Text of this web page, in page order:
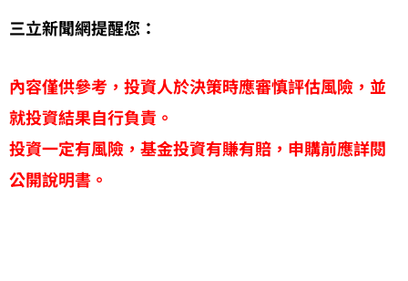
三立新聞網提醒您：
內容僅供參考，投資人於決策時應審慎評估風險，並
就投資結果自行負責。
投資一定有風險，基金投資有賺有賠，申購前應詳閱
公開說明書。